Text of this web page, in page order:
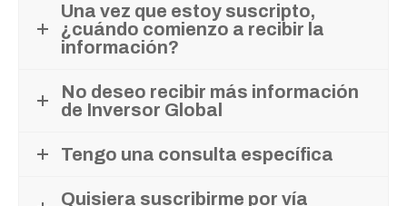
Una vez que estoy suscripto,
¿cuándo comienzo a recibir la
información?
No deseo recibir más información
de Inversor Global
Tengo una consulta específica
Quisiera suscribirme por vía